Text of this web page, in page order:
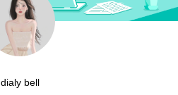
dialy bell